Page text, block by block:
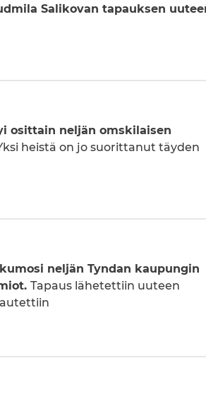
Salikovan tapauksen
osittain neljän omskilaisen
heistä on jo suorittanut täyden
neljän Tyndan kaupungin
Tapaus lähetettiin uuteen